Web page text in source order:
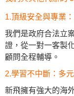
1.頂級安全與專業
我們是政府合法立
證，從一對一客製
顧問全程輔導。
2.學習不中斷：多
新飛擁有強大的海